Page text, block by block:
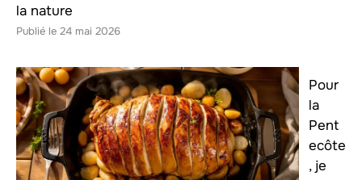
la nature
24 mai 2026
Pour
la
Pent
ecôte
, je